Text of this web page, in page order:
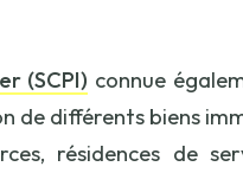
(SCPI) connue
de différents biens
résidences de